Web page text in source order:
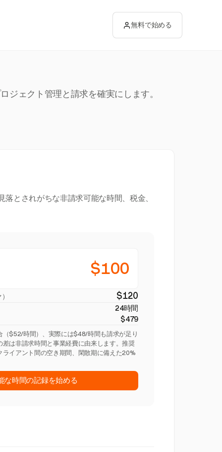
無料で始める
ジェクト管理と請求を確実にします。
とされがちな非請求可能な時間、税金、
$100
$120
24時間
$479
（$52/時間）、実際には$48/時間も請求が足り
は非請求時間と事業経費に由来します。推奨
ライアント間の空き期間、閑散期に備えた20%
な時間の記録を始める